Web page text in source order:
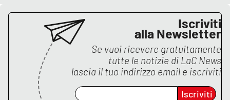
Storie
Iscriviti
alla Newsletter
Se vuoi ricevere gratuitamente
tutte le notizie di LaC News
lascia il tuo indirizzo email e iscriviti
Iscriviti